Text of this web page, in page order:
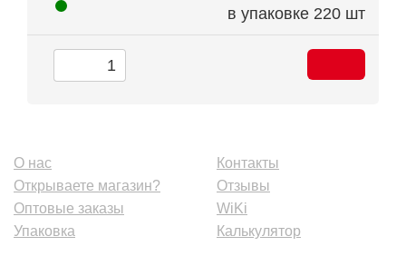
в упаковке 220 шт
О нас
Открываете магазин?
Оптовые заказы
Упаковка
Контакты
Отзывы
WiKi
Калькулятор